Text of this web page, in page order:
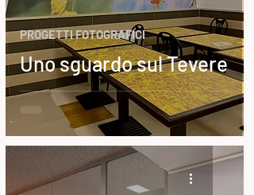
Uno sguardo sul Tevere
PROGETTI FOTOGRAFICI